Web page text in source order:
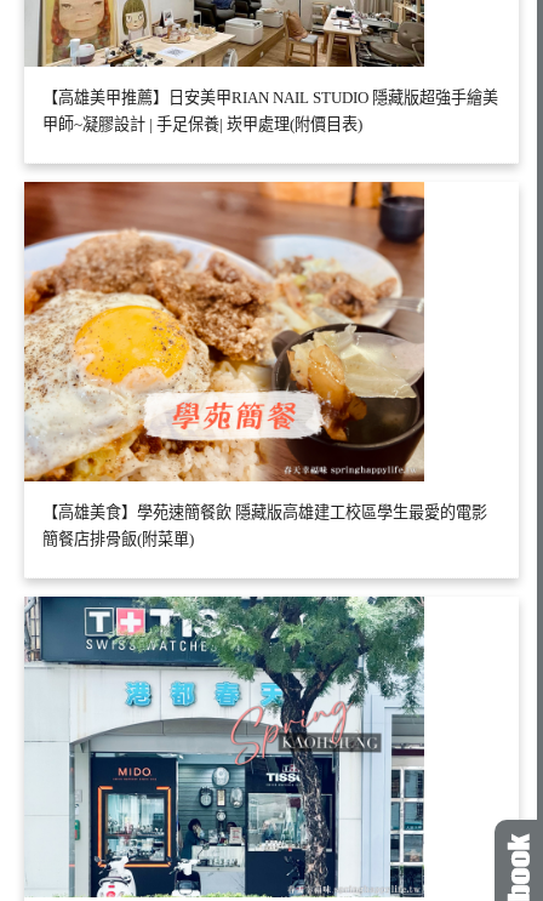
【高雄美甲推薦】日安美甲RIAN NAIL STUDIO 隱藏版超強手繪美
甲師~凝膠設計 | 手足保養| 崁甲處理(附價目表)
【高雄美食】學苑速簡餐飲 隱藏版高雄建工校區學生最愛的電影
簡餐店排骨飯(附菜單)